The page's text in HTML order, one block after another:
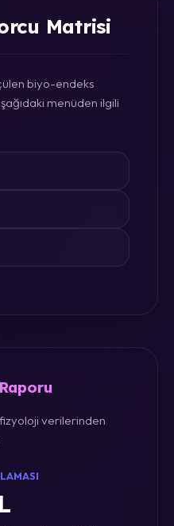
Matrisi
biyo-endeks
menüden ilgili
verilerinden